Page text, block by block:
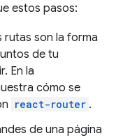
estos pasos:
rutas son la forma
de tu
En la
cómo se
react-router .
de una página